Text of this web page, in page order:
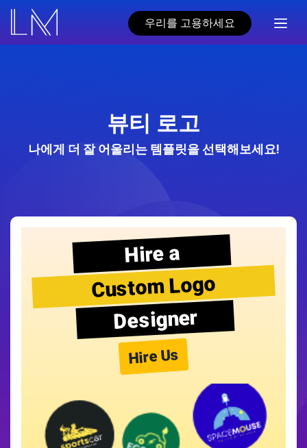
우리를 고용하세요
뷰티 로고
나에게 더 잘 어울리는 템플릿을 선택해보세요!
Hire a
Custom Logo
Designer
Hire Us